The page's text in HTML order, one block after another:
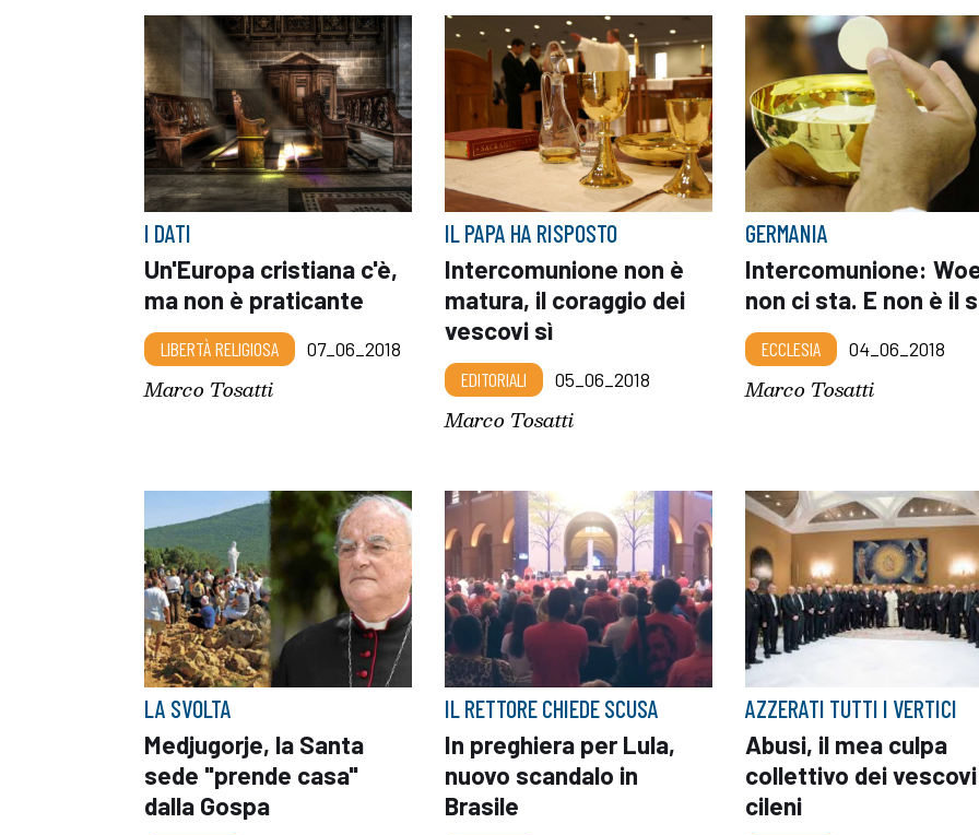
I DATI
Un'Europa cristiana c'è,
ma non è praticante
LIBERTÀ RELIGIOSA 07_06_2018
Marco Tosatti
IL PAPA HA RISPOSTO
Intercomunione non è
matura, il coraggio dei
vescovi sì
EDITORIALI 05_06_2018
Marco Tosatti
GERMANIA
Intercomunione:
non ci sta. E non è il
ECCLESIA 04_06_2018
Marco Tosatti
LA SVOLTA
Medjugorje, la Santa
sede "prende casa"
dalla Gospa
IL RETTORE CHIEDE SCUSA
In preghiera per Lula,
nuovo scandalo in
Brasile
AZZERATI TUTTI I VERTICI
Abusi, il mea culpa
collettivo dei vescovi
cileni